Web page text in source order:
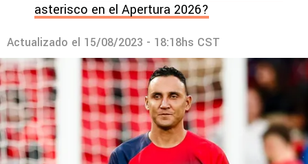
asterisco en el Apertura 2026?
Actualizado el 15/08/2023 - 18:18hs CST